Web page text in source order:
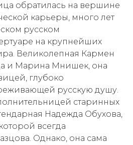
обратилась на вершине
карьеры, много лет
русском
на крупнейших
Великолепная Кармен
и Марина Мнишек, она
глубоко
русскую душу.
старинных
Надежда Обухова,
всегда
Однако, она сама